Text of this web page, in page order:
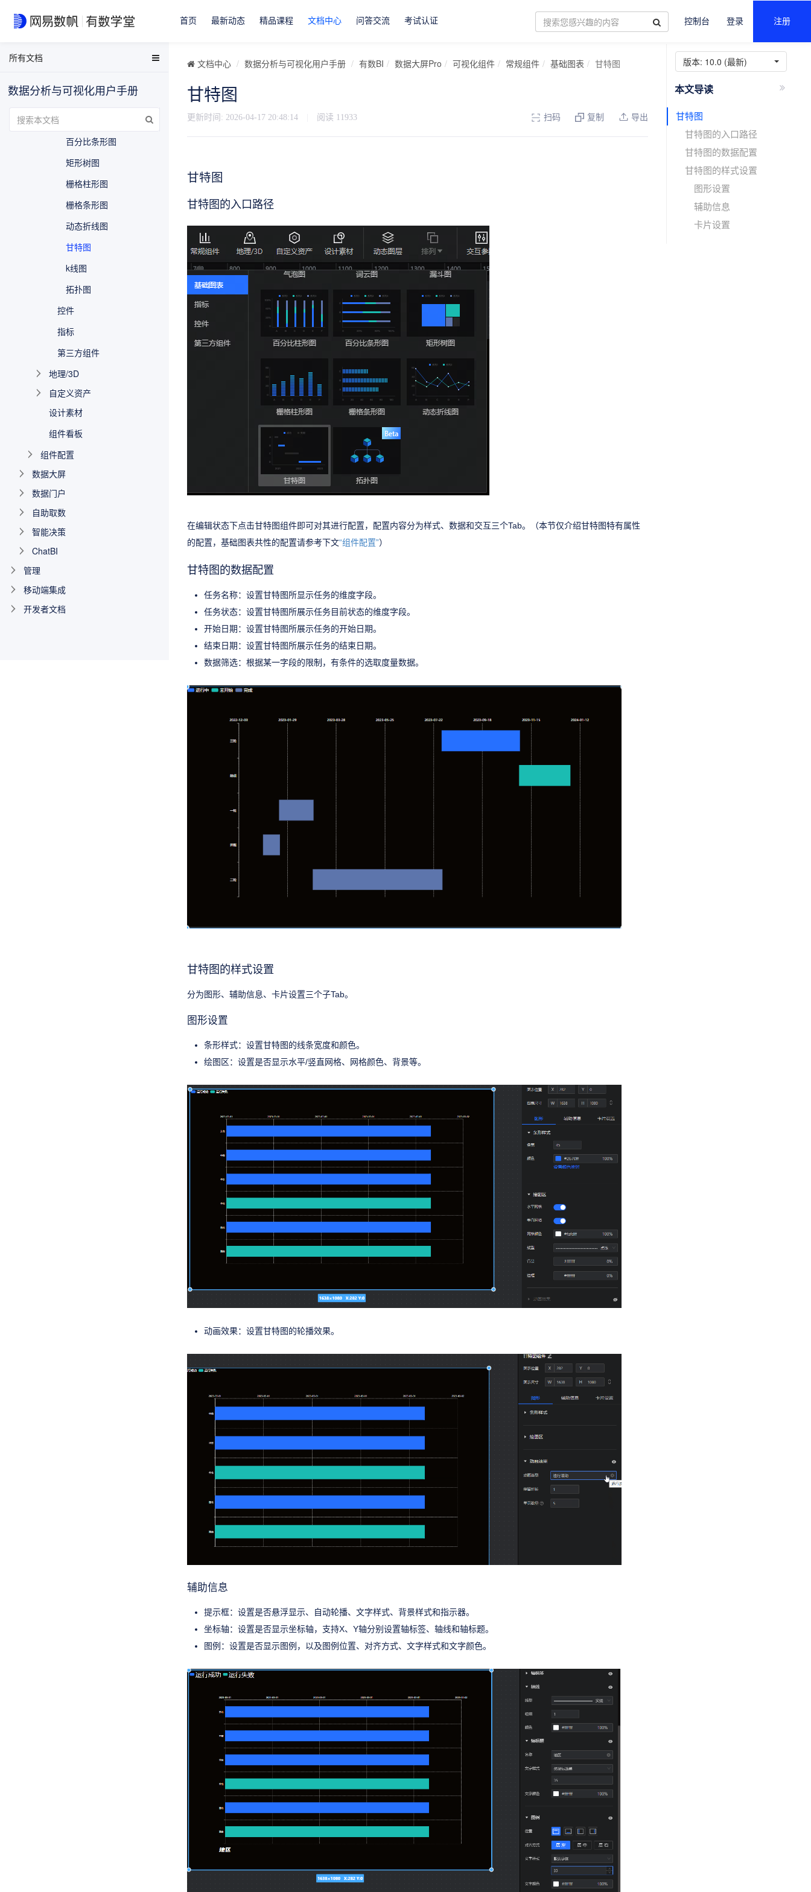
首页 最新动态 精品课程 文档中心 问答交流 考试认证 控制台 登录 注册
文档中心 数据分析与可视化用户手册 有数BI 数据大屏Pro 可视化组件 常规组件 基础图表 甘特图
甘特图
更新时间: 2026-04-17 20:48:14 阅读 11933 扫码 复制 导出
甘特图
甘特图的入口路径
甘特图的数据配置
甘特图的样式设置
图形设置
辅助信息
卡片设置
甘特图
甘特图的入口路径
在编辑状态下点击甘特图组件即可对其进行配置，配置内容分为样式、数据和交互三个Tab。（本节仅介绍甘特图特有属性
的配置，基础图表共性的配置请参考下文“组件配置”）
甘特图的数据配置
任务名称：设置甘特图所显示任务的维度字段。
任务状态：设置甘特图所展示任务目前状态的维度字段。
开始日期：设置甘特图所展示任务的开始日期。
结束日期：设置甘特图所展示任务的结束日期。
数据筛选：根据某一字段的限制，有条件的选取度量数据。
甘特图的样式设置
分为图形、辅助信息、卡片设置三个子Tab。
图形设置
条形样式：设置甘特图的线条宽度和颜色。
绘图区：设置是否显示水平/竖直网格、网格颜色、背景等。
动画效果：设置甘特图的轮播效果。
辅助信息
提示框：设置是否悬浮显示、自动轮播、文字样式、背景样式和指示器。
坐标轴：设置是否显示坐标轴，支持X、Y轴分别设置轴标签、轴线和轴标题。
图例：设置是否显示图例，以及图例位置、对齐方式、文字样式和文字颜色。
所有文档
EasyData用户手册
数据分析与可视化用户手册
有数BI FAQ
EasyStream用户手册
数据分析与可视化用户手册
双层轮播饼图
漏斗图
百分比条形图
矩形树图
栅格柱形图
栅格条形图
动态折线图
甘特图
k线图
拓扑图
控件
指标
第三方组件
地理/3D
自定义资产
设计素材
组件看板
组件配置
数据大屏
数据门户
自助取数
智能决策
ChatBI
管理
移动端集成
开发者文档
版本: